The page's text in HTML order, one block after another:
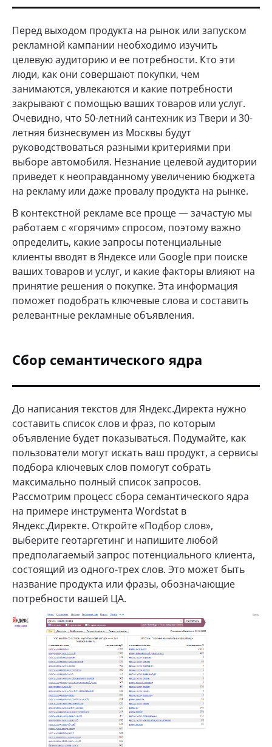
Перед выходом продукта на рынок или запуском
рекламной кампании необходимо изучить
целевую аудиторию и ее потребности. Кто эти
люди, как они совершают покупки, чем
занимаются, увлекаются и какие потребности
закрывают с помощью ваших товаров или услуг.
Очевидно, что 50-летний сантехник из Твери и 30-
летняя бизнесвумен из Москвы будут
руководствоваться разными критериями при
выборе автомобиля. Незнание целевой аудитории
приведет к неоправданному увеличению бюджета
на рекламу или даже провалу продукта на рынке.
В контекстной рекламе все проще — зачастую мы
работаем с «горячим» спросом, поэтому важно
определить, какие запросы потенциальные
клиенты вводят в Яндексе или Google при поиске
ваших товаров и услуг, и какие факторы влияют на
принятие решения о покупке. Эта информация
поможет подобрать ключевые слова и составить
релевантные рекламные объявления.
Сбор семантического ядра
До написания текстов для Яндекс.Директа нужно
составить список слов и фраз, по которым
объявление будет показываться. Подумайте, как
пользователи могут искать ваш продукт, а сервисы
подбора ключевых слов помогут собрать
максимально полный список запросов.
Рассмотрим процесс сбора семантического ядра
на примере инструмента Wordstat в
Яндекс.Директе. Откройте «Подбор слов»,
выберите геотаргетинг и напишите любой
предполагаемый запрос потенциального клиента,
состоящий из одного-трех слов. Это может быть
название продукта или фразы, обозначающие
потребности вашей ЦА.